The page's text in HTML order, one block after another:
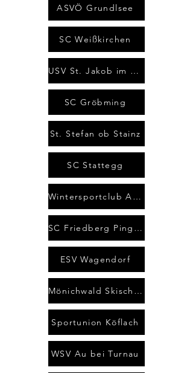
ASVÖ Grundlsee
SC Weißkirchen
USV St. Jakob im Walde
SC Gröbming
St. Stefan ob Stainz
SC Stattegg
Wintersportclub Aflenz
SC Friedberg Pinggau
ESV Wagendorf
Mönichwald Skischool
Sportunion Köflach
WSV Au bei Turnau